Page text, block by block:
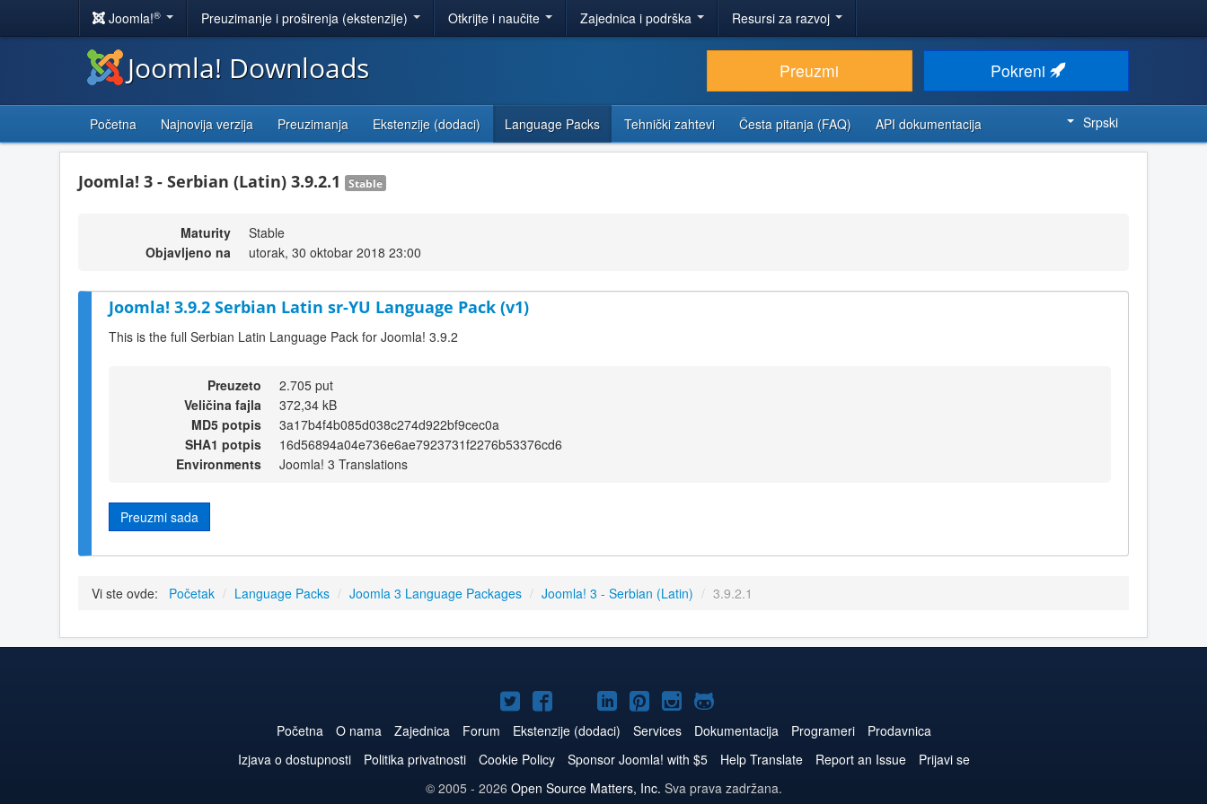
Joomla!® Preuzimanje i proširenja (ekstenzije) Otkrijte i naučite Zajednica i podrška Resursi za razvoj
Joomla! Downloads Preuzmi Pokreni
Početna Najnovija verzija Preuzimanja Ekstenzije (dodaci) Language Packs Tehnički zahtevi Česta pitanja (FAQ) API dokumentacija Srpski
Joomla! 3 - Serbian (Latin) 3.9.2.1 Stable
Maturity
Stable
Objavljeno na
utorak, 30 oktobar 2018 23:00
Joomla! 3.9.2 Serbian Latin sr-YU Language Pack (v1)
This is the full Serbian Latin Language Pack for Joomla! 3.9.2
Preuzeto
2.705 put
Veličina fajla
372,34 kB
MD5 potpis
3a17b4f4b085d038c274d922bf9cec0a
SHA1 potpis
16d56894a04e736e6ae7923731f2276b53376cd6
Environments
Joomla! 3 Translations
Preuzmi sada
Vi ste ovde: Početak / Language Packs / Joomla 3 Language Packages / Joomla! 3 - Serbian (Latin) / 3.9.2.1
Joomla!
na
Twitteru
Joomla!
na
Facebooku
Joomla!
na
YouTube
Joomla!
naLinkedIn
Joomla!
na
Pinterest
Joomla!
na
Instagram
Joomla!
na
GitHub
Početna O nama Zajednica Forum Ekstenzije (dodaci) Services Dokumentacija Programeri
Prodavnica
Izjava o dostupnosti
Politika privatnosti Cookie Policy Sponsor Joomla! with $5 Help Translate Report an Issue
Prijavi se
© 2005 - 2026 Open Source Matters, Inc. Sva prava zadržana.